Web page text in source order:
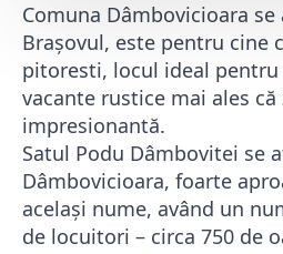
Comuna Dâmbovicioara
Brașovul, este pentru cine
pitoresti, locul ideal pentru
vacante rustice mai ales că
impresionantă.
Satul Podu Dâmbovitei se
Dâmbovicioara, foarte
același nume, având un
de locuitori – circa 750 de